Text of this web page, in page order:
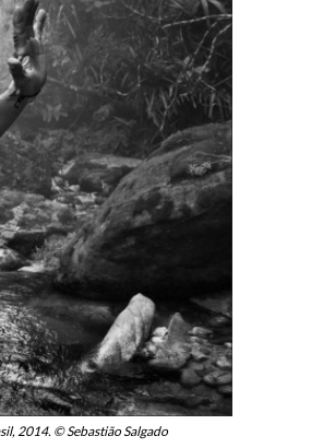
2014. © Sebastião Salgado